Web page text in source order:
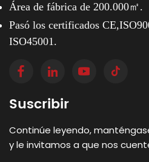
Área de fábrica de 200.000㎡.
Pasó los certificados
ISO45001.
Suscribir
Continúe leyendo,
y le invitamos a que nos